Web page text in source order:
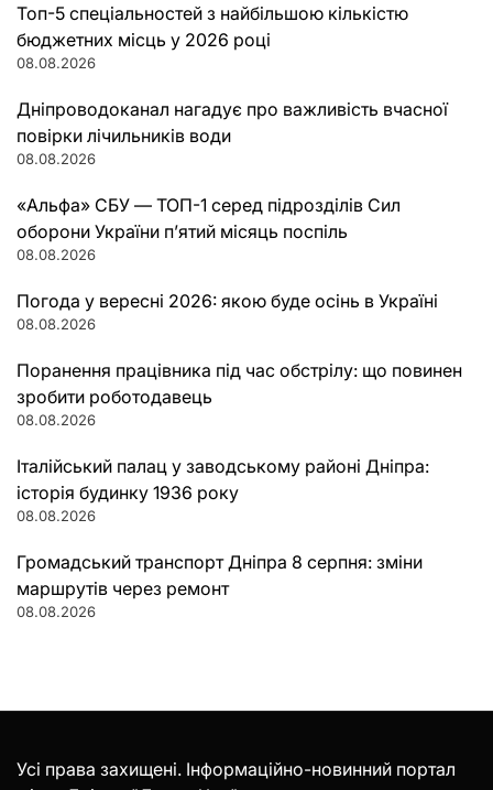
Топ-5 спеціальностей з найбільшою кількістю
бюджетних місць у 2026 році
08.08.2026
Дніпроводоканал нагадує про важливість вчасної
повірки лічильників води
08.08.2026
«Альфа» СБУ — ТОП-1 серед підрозділів Сил
оборони України п’ятий місяць поспіль
08.08.2026
Погода у вересні 2026: якою буде осінь в Україні
08.08.2026
Поранення працівника під час обстрілу: що повинен
зробити роботодавець
08.08.2026
Італійський палац у заводському районі Дніпра:
історія будинку 1936 року
08.08.2026
Громадський транспорт Дніпра 8 серпня: зміни
маршрутів через ремонт
08.08.2026
Усі права захищені. Інформаційно-новинний портал